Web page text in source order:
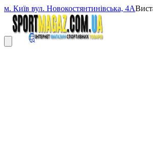
м. Київ вул. Новокостянтинівська, 4А